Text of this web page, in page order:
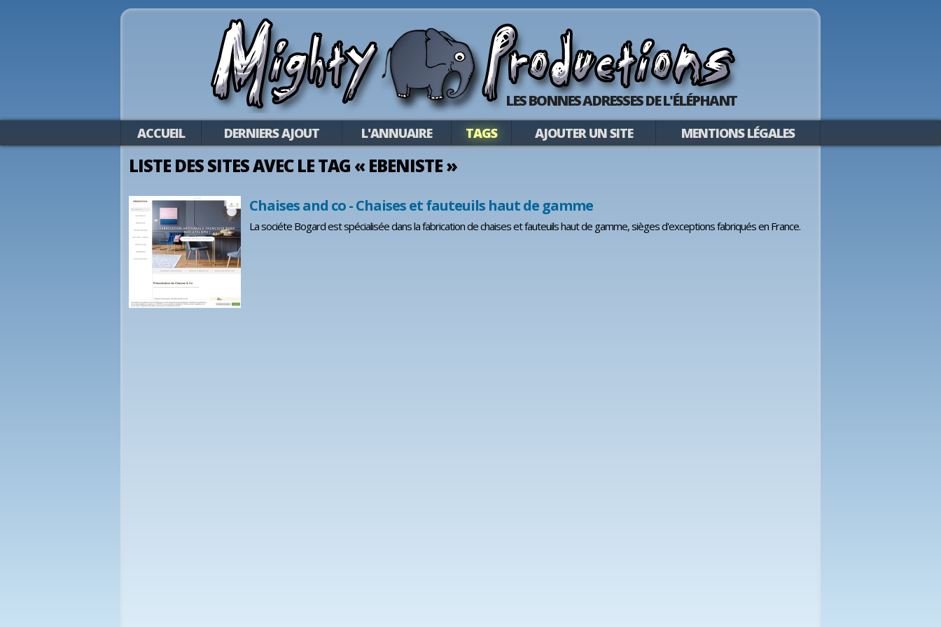
LES BONNES ADRESSES DE L'ÉLÉPHANT
ACCUEIL DERNIERS AJOUT L'ANNUAIRE TAGS AJOUTER UN SITE MENTIONS LÉGALES
LISTE DES SITES AVEC LE TAG « EBENISTE »
Chaises and co - Chaises et fauteuils haut de gamme
La sociéte Bogard est spécialisée dans la fabrication de chaises et fauteuils haut de gamme, sièges d'exceptions fabriqués en France.